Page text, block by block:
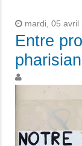
mardi, 05 avril
Entre